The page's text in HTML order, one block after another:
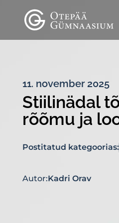
11. november 2025
Stiilinädal
rõõmu ja
Postitatud kategoorias:
Autor:Kadri Orav